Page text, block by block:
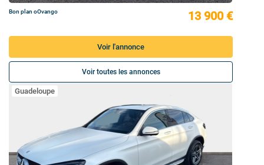
Bon plan oOvango 13 900 €
Voir l'annonce
Voir toutes les annonces
Guadeloupe